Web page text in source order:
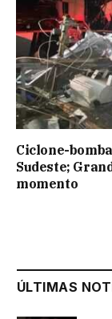
Ciclone-
Sudeste;
momento
ÚLTIMAS